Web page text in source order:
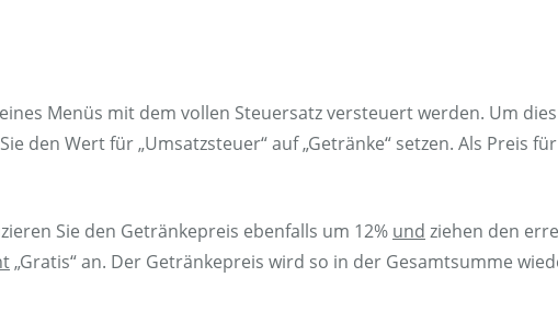
Menüs mit dem vollen Steuersatz versteuert werden. Um
den Wert für „Umsatzsteuer“ auf „Getränke“ setzen. Als Preis
Sie den Getränkepreis ebenfalls um 12% und ziehen den
„Gratis“ an. Der Getränkepreis wird so in der Gesamtsumme